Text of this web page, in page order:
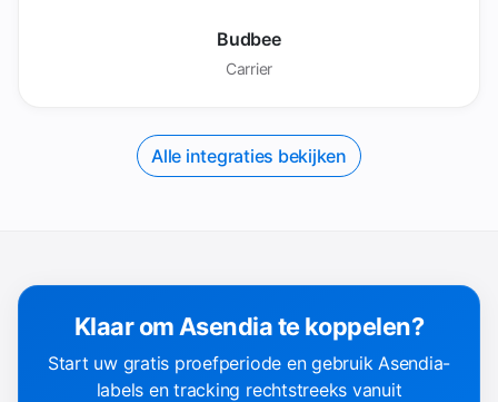
Budbee
Carrier
Alle integraties bekijken
Klaar om Asendia te koppelen?
Start uw gratis proefperiode en gebruik Asendia-
labels en tracking rechtstreeks vanuit